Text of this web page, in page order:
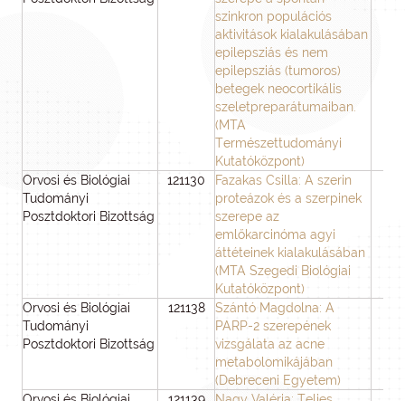
szinkron populációs
aktivitások kialakulásában
epilepsziás és nem
epilepsziás (tumoros)
betegek neocortikális
szeletpreparátumaiban.
(MTA
Természettudományi
Kutatóközpont)
Orvosi és Biológiai
Tudományi
Posztdoktori Bizottság
121130
Fazakas Csilla: A szerin
proteázok és a szerpinek
szerepe az
emlőkarcinóma agyi
áttéteinek kialakulásában
(MTA Szegedi Biológiai
Kutatóközpont)
Orvosi és Biológiai
Tudományi
Posztdoktori Bizottság
121138
Szántó Magdolna: A
PARP-2 szerepének
vizsgálata az acne
metabolomikájában
(Debreceni Egyetem)